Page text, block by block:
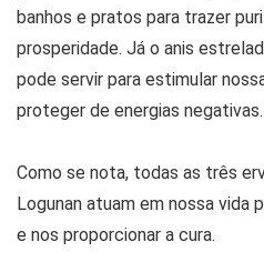
banhos e pratos para trazer
prosperidade. Já o anis
pode servir para estimular
proteger de energias negativas.
Como se nota, todas as três
Logunan atuam em nossa vida
e nos proporcionar a cura.